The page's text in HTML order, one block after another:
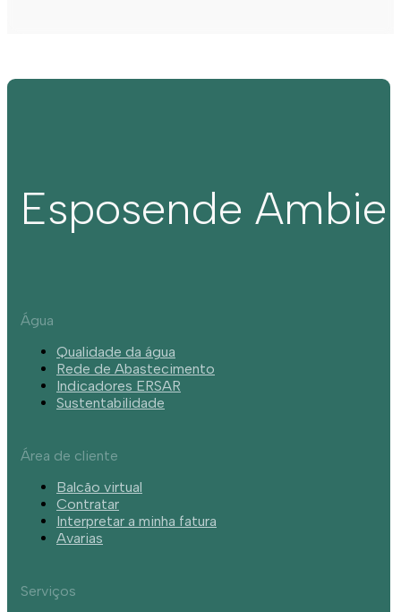
Esposende
Água
Qualidade da água
Rede de Abastecimento
Indicadores ERSAR
Sustentabilidade
Área de cliente
Balcão virtual
Contratar
Interpretar a minha fatura
Avarias
Serviços